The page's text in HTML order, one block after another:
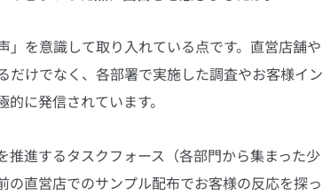
を意識して取り入れている点です。直営店舗や
けでなく、各部署で実施した調査やお客様イン
に発信されています。
進するタスクフォース（各部門から集まった少
直営店でのサンプル配布でお客様の反応を探っ